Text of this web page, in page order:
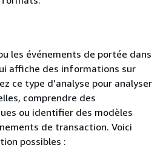
les événements de portée dans
affiche des informations sur
ce type d’analyse pour analyser
comprendre des
ou identifier des modèles
de transaction. Voici
possibles :